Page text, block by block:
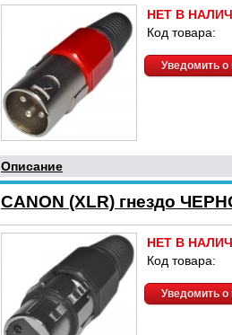
НЕТ В
Код товара:
Уведомить о
Описание
CANON (XLR) гнездо
НЕТ В
Код товара:
Уведомить о